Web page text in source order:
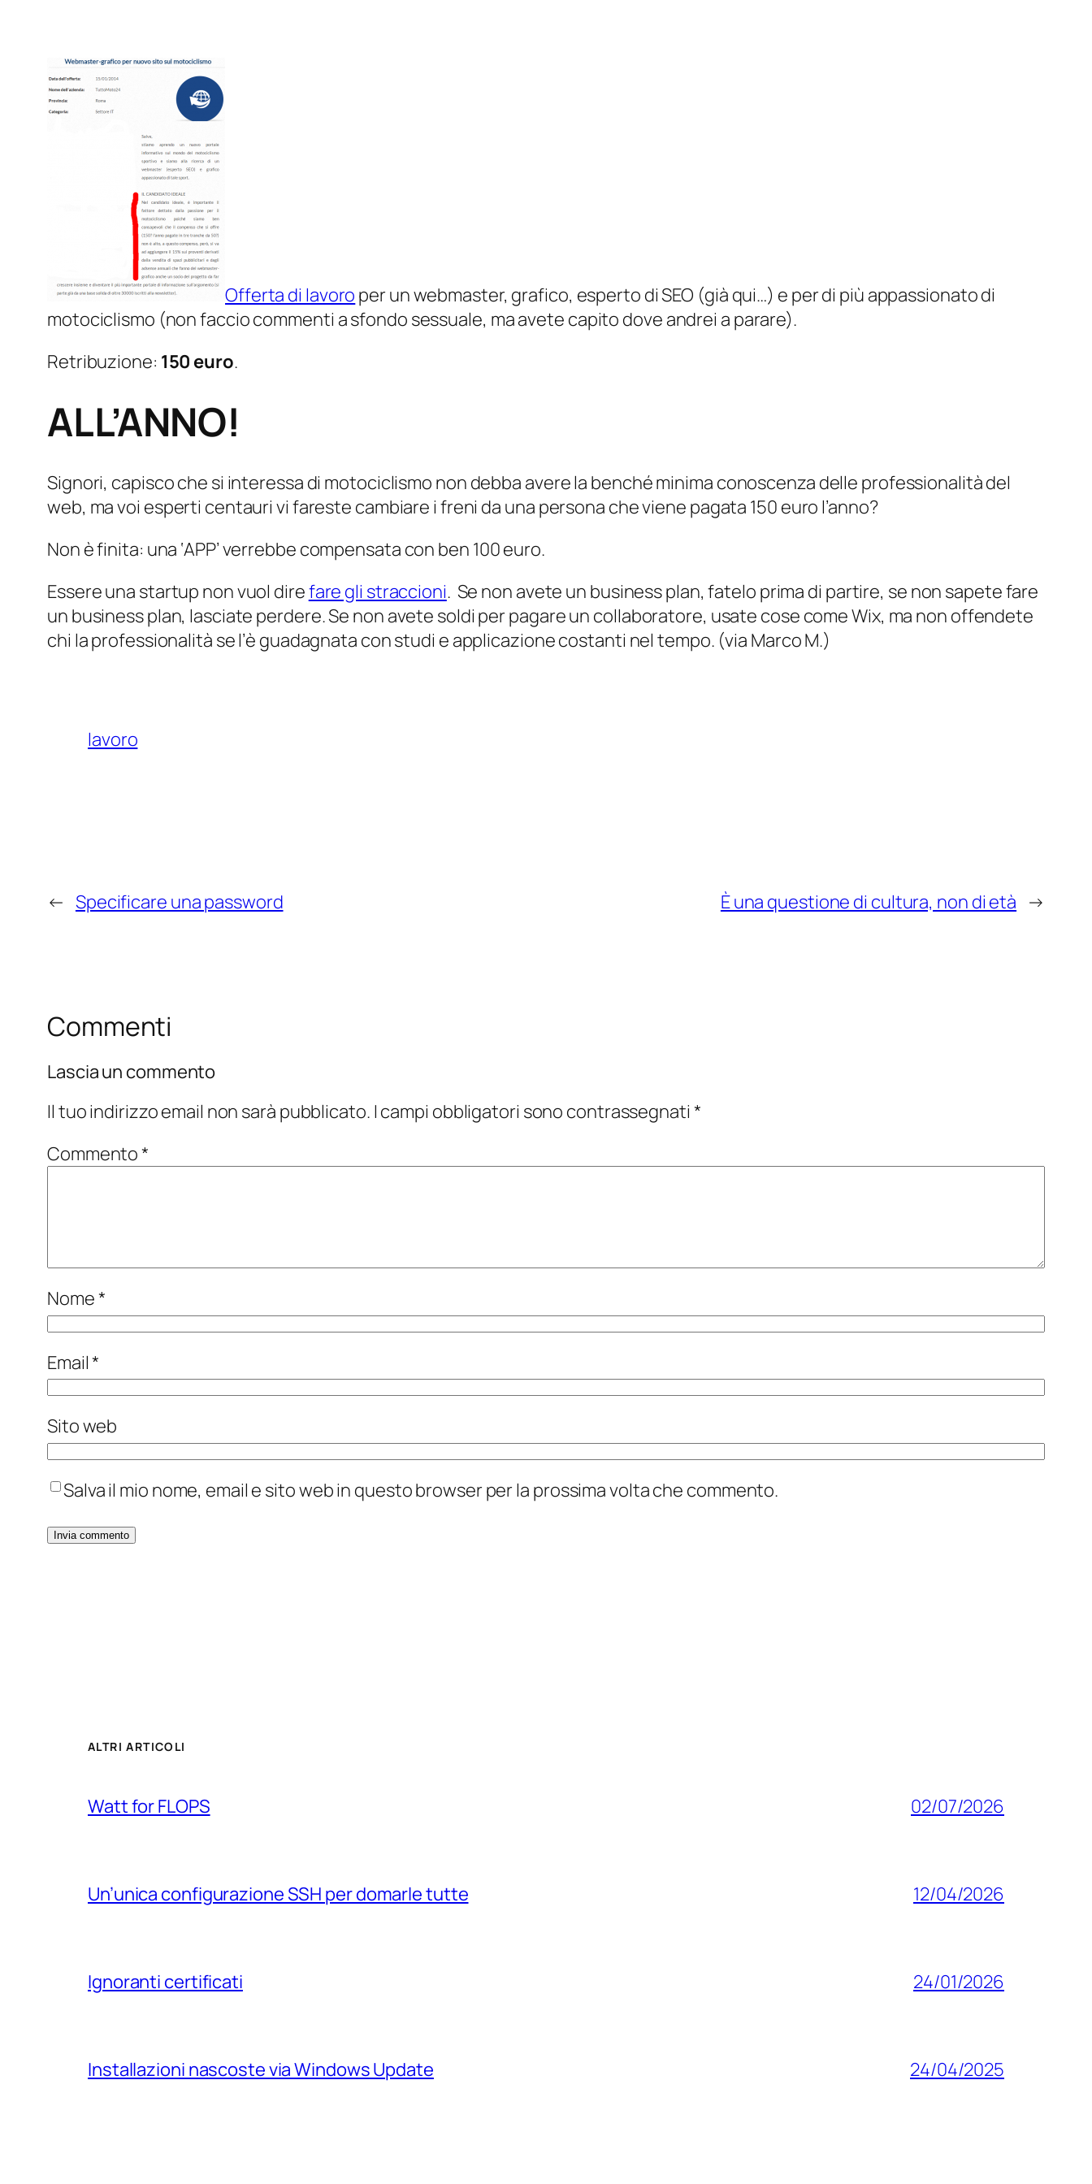
Offerta di lavoro per un webmaster, grafico, esperto di SEO (già qui…) e per di più appassionato di
motociclismo (non faccio commenti a sfondo sessuale, ma avete capito dove andrei a parare).
Retribuzione: 150 euro.
ALL’ANNO!
Signori, capisco che si interessa di motociclismo non debba avere la benché minima conoscenza delle professionalità del
web, ma voi esperti centauri vi fareste cambiare i freni da una persona che viene pagata 150 euro l’anno?
Non è finita: una ‘APP’ verrebbe compensata con ben 100 euro.
Essere una startup non vuol direfare gli straccioni. Se non avete un business plan, fatelo prima di partire, se non sapete fare
un business plan, lasciate perdere. Se non avete soldi per pagare un collaboratore, usate cose come Wix, ma non offendete
chi la professionalità se l’è guadagnata con studi e applicazione costanti nel tempo. (via Marco M.)
lavoro
← Specificare una password È una questione di cultura, non di età →
Commenti
Lascia un commento
Il tuo indirizzo email non sarà pubblicato. I campi obbligatori sono contrassegnati *
Commento*
Nome*
Email*
Sito web
Salva il mio nome, email e sito web in questo browser per la prossima volta che commento.
ALTRI ARTICOLI
Watt for FLOPS 02/07/2026
Un’unica configurazione SSH per domarle tutte 12/04/2026
Ignoranti certificati 24/01/2026
Installazioni nascoste via Windows Update 24/04/2025